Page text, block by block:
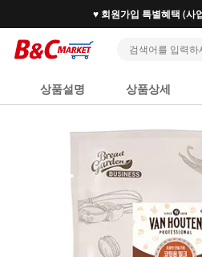
♥ 회원가입 특별혜택 (사
상품설명 상품상세